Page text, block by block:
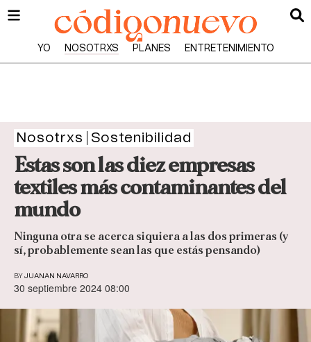
YO NOSOTRXS PLANES ENTRETENIMIENTO
Nosotrxs Sostenibilidad
Estas son las diez empresas
textiles más contaminantes del
mundo
Ninguna otra se acerca siquiera a las dos primeras (y
sí, probablemente sean las que estás pensando)
BY JUANAN NAVARRO
30 septiembre 2024 08:00